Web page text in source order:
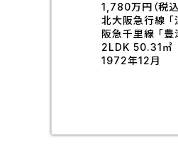
1,780万円（税込
北大阪急行線
阪急千里線 「豊
2LDK 50.31㎡
1972年12月